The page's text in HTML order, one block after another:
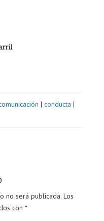
| conducta |
no será publicada. Los
con *